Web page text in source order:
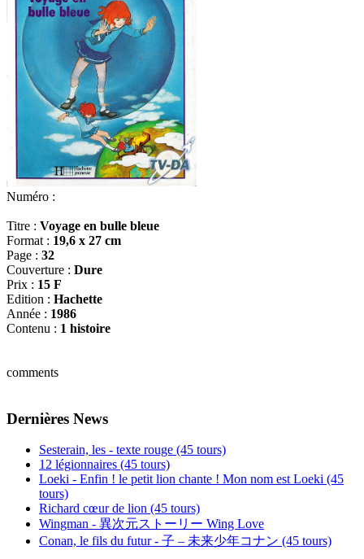
Numéro :
Titre : Voyage en bulle bleue
Format : 19,6 x 27 cm
Page : 32
Couverture : Dure
Prix : 15 F
Edition : Hachette
Année : 1986
Contenu : 1 histoire
comments
Dernières News
Sesterain, les - texte rouge (45 tours)
12 légionnaires (45 tours)
Loeki - Enfin ! le petit lion chante ! Mon nom est Loeki (45
tours)
Richard cœur de lion (45 tours)
Wingman - 異次元ストーリー Wing Love
Conan, le fils du futur - 子 – 未来少年コナン (45 tours)